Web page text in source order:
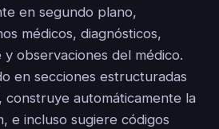
en segundo plano,
médicos, diagnósticos,
observaciones del médico.
en secciones estructuradas
construye automáticamente la
e incluso sugiere códigos